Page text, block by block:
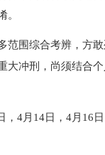
。
范围综合考辨，方
冲刑，尚须结合个
4月14日，4月16